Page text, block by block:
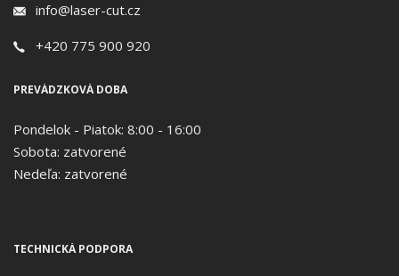
info@laser-cut.cz
+420 775 900 920
PREVÁDZKOVÁ DOBA
Pondelok - Piatok: 8:00 - 16:00
Sobota: zatvorené
Nedeľa: zatvorené
TECHNICKÁ PODPORA